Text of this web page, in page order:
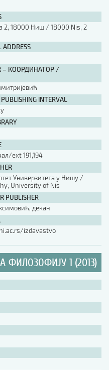
ИЗДАЊА
2, 18000 Ниш / 18000 Nis, 2
– КООРДИНАТОР /
INTERVAL
ext 191,194
Универзитета у Нишу /
University of Nis
PUBLISHER
декан
izdavastvo
1 (2013)